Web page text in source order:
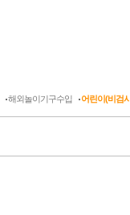
해외놀이기구수입 어린이(비검